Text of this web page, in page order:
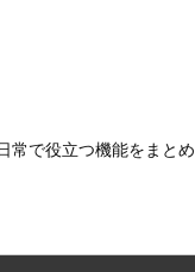
常で役立つ機能をまと